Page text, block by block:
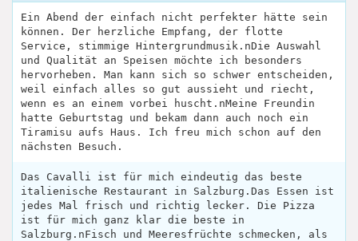
Ein Abend der einfach nicht perfekter hätte sein
können. Der herzliche Empfang, der flotte
Service, stimmige Hintergrundmusik.nDie Auswahl
und Qualität an Speisen möchte ich besonders
hervorheben. Man kann sich so schwer entscheiden,
weil einfach alles so gut aussieht und riecht,
wenn es an einem vorbei huscht.nMeine Freundin
hatte Geburtstag und bekam dann auch noch ein
Tiramisu aufs Haus. Ich freu mich schon auf den
nächsten Besuch.
Das Cavalli ist für mich eindeutig das beste
italienische Restaurant in Salzburg.Das Essen ist
jedes Mal frisch und richtig lecker. Die Pizza
ist für mich ganz klar die beste in
Salzburg.nFisch und Meeresfrüchte schmecken, als